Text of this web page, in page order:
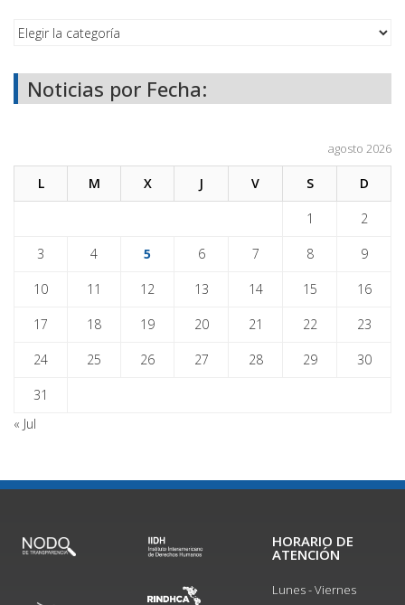
Noticias por Fecha:
agosto 2026
L M X J V S D
1 2
3 4 5 6 7 8 9
10 11 12 13 14 15 16
17 18 19 20 21 22 23
24 25 26 27 28 29 30
31
« Jul
HORARIO DE
ATENCIÓN
Lunes - Viernes